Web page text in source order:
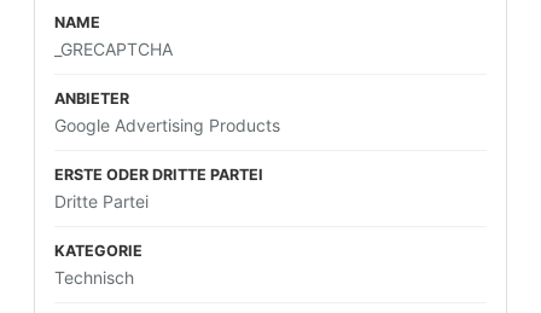
_GRECAPTCHA
Google Advertising Products
Dritte Partei
Technisch